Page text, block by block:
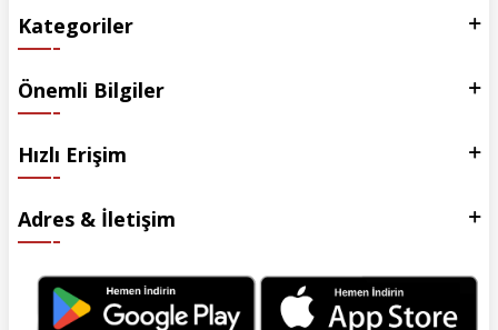
Kategoriler
Önemli Bilgiler
Hızlı Erişim
Adres & İletişim